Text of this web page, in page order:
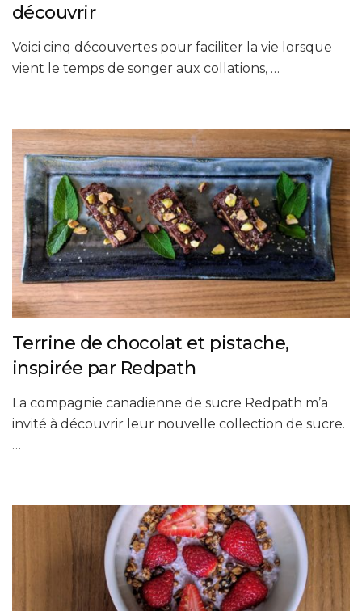
découvrir
Voici cinq découvertes pour faciliter la vie lorsque
vient le temps de songer aux collations, …
Terrine de chocolat et pistache,
inspirée par Redpath
La compagnie canadienne de sucre Redpath m’a
invité à découvrir leur nouvelle collection de sucre.
…